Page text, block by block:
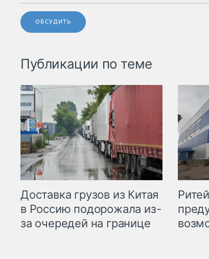
ОБСУДИТЬ
Публикации по теме
Доставка грузов из Китая
в Россию подорожала из-
за очередей на границе